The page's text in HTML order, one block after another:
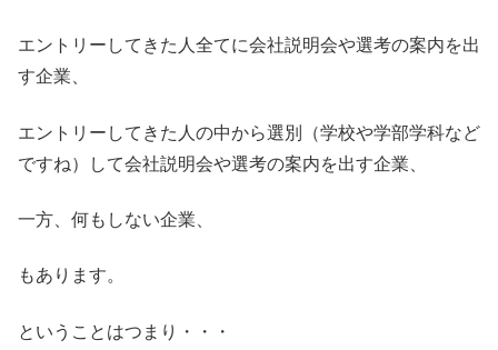
エントリーしてきた人全てに会社説明会や選考の案内を出
す企業、
エントリーしてきた人の中から選別（学校や学部学科など
ですね）して会社説明会や選考の案内を出す企業、
一方、何もしない企業、
もあります。
ということはつまり・・・